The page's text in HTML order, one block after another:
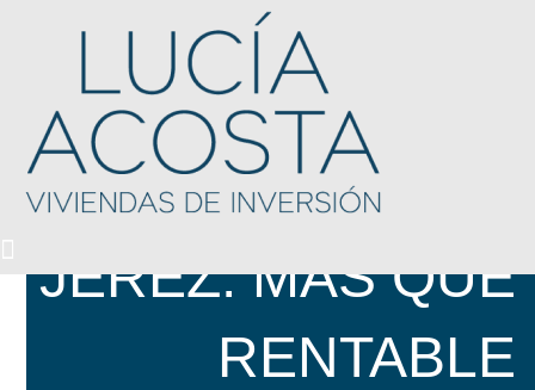
INVERTIR EN
JEREZ: MÁS QUE
RENTABLE